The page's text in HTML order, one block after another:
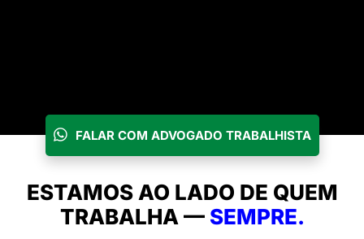
FALAR COM ADVOGADO TRABALHISTA
ESTAMOS AO LADO DE QUEM
TRABALHA — SEMPRE.